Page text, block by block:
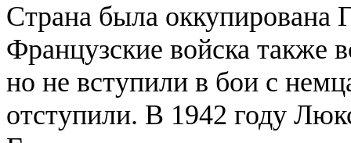
Страна была оккупирована
Французские войска также
но не вступили в бои с
отступили. В 1942 году